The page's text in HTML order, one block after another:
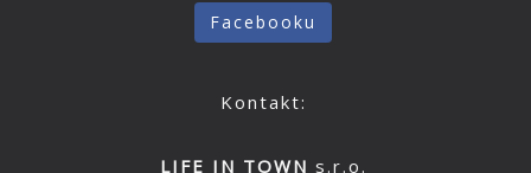
Facebooku
Kontakt:
LIFE IN TOWN s.r.o.